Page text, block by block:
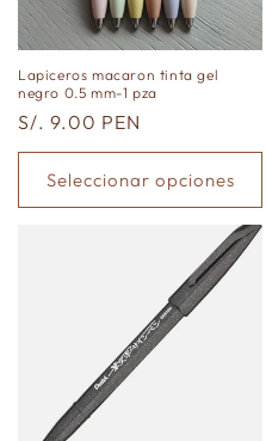
Lapiceros macaron tinta gel
negro 0.5 mm-1 pza
Precio
habitual
S/. 9.00 PEN
Seleccionar opciones